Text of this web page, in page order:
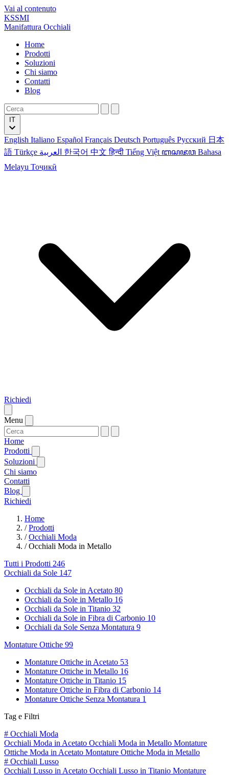
Vai al contenuto
KSSMI
Manifattura Occhiali
Home
Prodotti
Soluzioni
Chi siamo
Contatti
Blog
English Italiano Español Français Deutsch Português Русский 日本
語 Türkçe 한국어 中文हिन्दी Tiếng Việt ꦧꦱꦗꦮ Bahasa
Melayu Тоҷикӣ
Richiedi
Menu
Home
Prodotti
Soluzioni
Chi siamo
Contatti
Blog
Richiedi
Home
/Prodotti
/Occhiali Moda
/Occhiali Moda in Metallo
Tutti i Prodotti 246
Occhiali da Sole 147
Occhiali da Sole in Acetato 80
Occhiali da Sole in Metallo 16
Occhiali da Sole in Titanio 32
Occhiali da Sole in Fibra di Carbonio 10
Occhiali da Sole Senza Montatura 9
Montature Ottiche 99
Montature Ottiche in Acetato 53
Montature Ottiche in Metallo 16
Montature Ottiche in Titanio 15
Montature Ottiche in Fibra di Carbonio 14
Montature Ottiche Senza Montatura 1
Tag e Filtri
# Occhiali Moda
Occhiali Moda in Acetato Occhiali Moda in Metallo Montature
Ottiche Moda in Acetato Montature Ottiche Moda in Metallo
# Occhiali Lusso
Occhiali Lusso in Acetato Occhiali Lusso in Titanio Montature